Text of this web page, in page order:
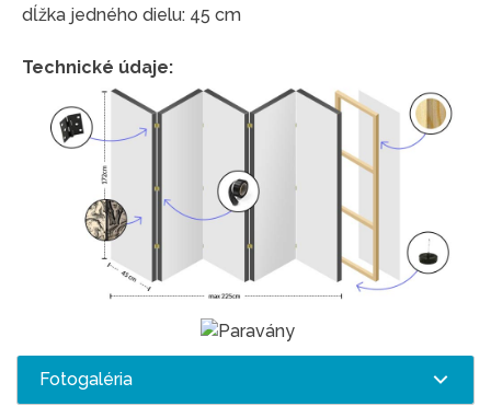
dĺžka jedného dielu: 45 cm
Technické údaje:
Fotogaléria